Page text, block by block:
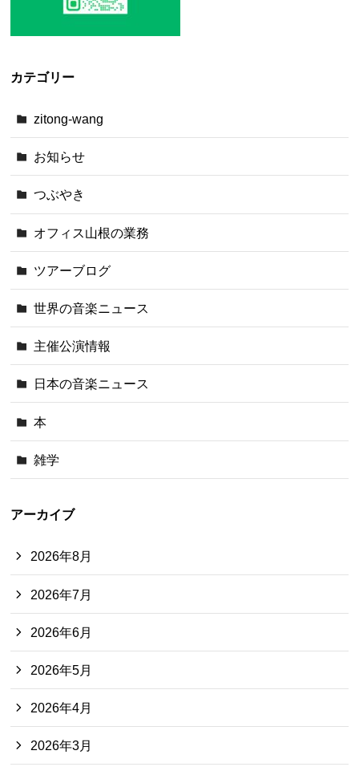
カテゴリー
zitong-wang
お知らせ
つぶやき
オフィス山根の業務
ツアーブログ
世界の音楽ニュース
主催公演情報
日本の音楽ニュース
本
雑学
アーカイブ
2026年8月
2026年7月
2026年6月
2026年5月
2026年4月
2026年3月